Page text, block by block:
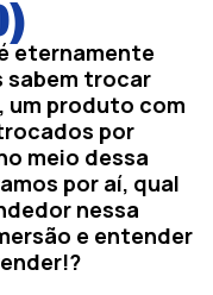
eternamente
sabem trocar
um produto com
por
meio dessa
por aí, qual
nessa
e entender